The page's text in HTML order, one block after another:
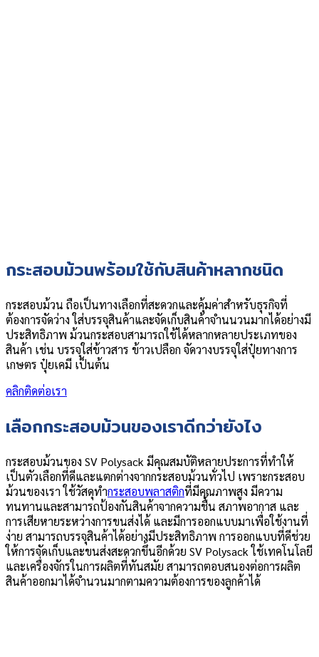
กระสอบม้วนพร้อมใช้กับสินค้าหลากชนิด
กระสอบม้วน ถือเป็นทางเลือกที่สะดวกและคุ้มค่าสำหรับธุรกิจที่
ต้องการจัดว่าง ใส่บรรจุสินค้าและจัดเก็บสินค้าจำนนวนมากได้อย่างมี
ประสิทธิภาพ ม้วนกระสอบสามารถใช้ได้หลากหลายประเภทของ
สินค้า เช่น บรรจุใส่ข้าวสาร ข้าวเปลือก จัดวางบรรจุใส่ปุ๋ยทางการ
เกษตร ปุ๋ยเคมี เป็นต้น
คลิกติดต่อเรา
เลือกกระสอบม้วนของเราดีกว่ายังไง
กระสอบม้วนของ SV Polysack มีคุณสมบัติหลายประการที่ทำให้
เป็นตัวเลือกที่ดีและแตกต่างจากกระสอบม้วนทั่วไป เพราะกระสอบ
ม้วนของเรา ใช้วัสดุทำกระสอบพลาสติกที่มีคุณภาพสูง มีความ
ทนทานและสามารถป้องกันสินค้าจากความชื้น สภาพอากาส และ
การเสียหายระหว่างการขนส่งได้ และมีการออกแบบมาเพื่อใช้งานที่
ง่าย สามารถบรรจุสินค้าได้อย่างมีประสิทธิภาพ การออกแบบที่ดีช่วย
ให้การจัดเก็บและขนส่งสะดวกขึ้นอีกด้วย SV Polysack ใช้เทคโนโลยี
และเครื่องจักรในการผลิตที่ทันสมัย สามารถตอบสนองต่อการผลิต
สินค้าออกมาได้จำนวนมากตามความต้องการของลูกค้าได้